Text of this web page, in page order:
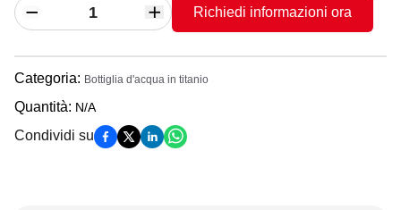
Richiedi informazioni ora
Categoria: Bottiglia d'acqua in titanio
Quantità: N/A
Condividi su